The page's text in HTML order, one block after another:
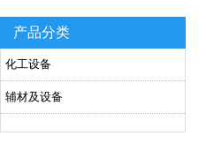
产品分类
化工设备
辅材及设备